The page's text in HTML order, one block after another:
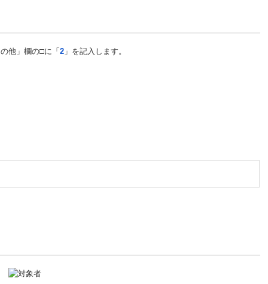
他」欄の□に「2 」を記入します。